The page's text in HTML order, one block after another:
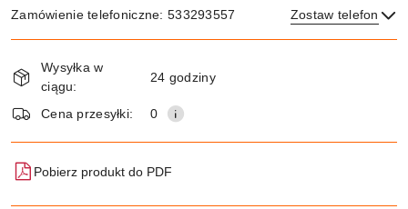
Zamówienie telefoniczne: 533293557 Zostaw telefon
i
dostawa
Wysyłka w
ciągu:
24 godziny
Cena przesyłki: 0
Pobierz produkt do PDF